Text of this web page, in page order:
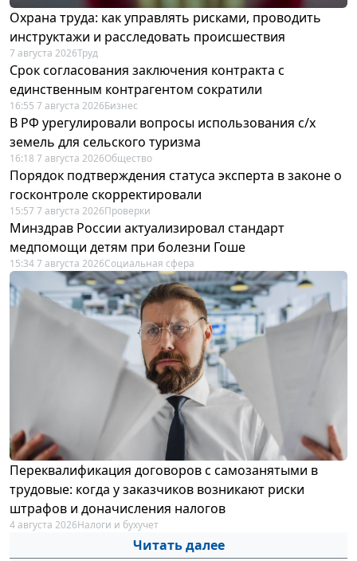
Охрана труда: как управлять рисками, проводить
инструктажи и расследовать происшествия
7 августа 2026Труд
Срок согласования заключения контракта с
единственным контрагентом сократили
16:55 7 августа 2026Бизнес
В РФ урегулировали вопросы использования с/х
земель для сельского туризма
16:18 7 августа 2026Общество
Порядок подтверждения статуса эксперта в законе о
госконтроле скорректировали
15:57 7 августа 2026Проверки
Минздрав России актуализировал стандарт
медпомощи детям при болезни Гоше
15:34 7 августа 2026Социальная сфера
Переквалификация договоров с самозанятыми в
трудовые: когда у заказчиков возникают риски
штрафов и доначисления налогов
4 августа 2026Налоги и бухучет
Читать далее